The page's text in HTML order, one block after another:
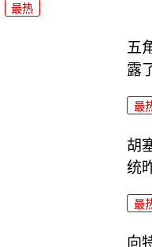
最热
五
露
最
胡
统
最
向